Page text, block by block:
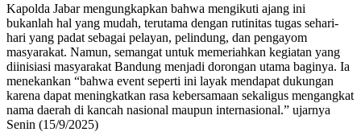
Kapolda Jabar mengungkapkan bahwa mengikuti ajang ini
bukanlah hal yang mudah, terutama dengan rutinitas tugas sehari-
hari yang padat sebagai pelayan, pelindung, dan pengayom
masyarakat. Namun, semangat untuk memeriahkan kegiatan yang
diinisiasi masyarakat Bandung menjadi dorongan utama baginya. Ia
menekankan “bahwa event seperti ini layak mendapat dukungan
karena dapat meningkatkan rasa kebersamaan sekaligus mengangkat
nama daerah di kancah nasional maupun internasional.” ujarnya
Senin (15/9/2025)